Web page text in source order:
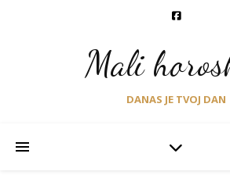
Mali
DANAS JE TVOJ DAN